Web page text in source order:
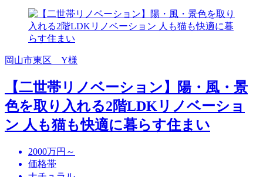
岡山市東区 Y様
【二世帯リノベーション】陽・風・景
色を取り入れる2階LDKリノベーショ
ン 人も猫も快適に暮らす住まい
2000万円～
価格帯